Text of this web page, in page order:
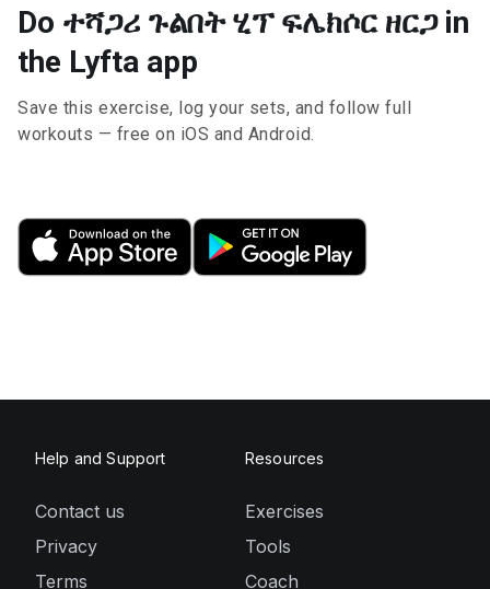
Do ተሻጋሪ ጉልበት ሂፕ ፍሌክሶር ዘርጋ in
the Lyfta app
Save this exercise, log your sets, and follow full
workouts — free on iOS and Android.
Help and Support
Contact us
Privacy
Terms
Resources
Exercises
Tools
Coach